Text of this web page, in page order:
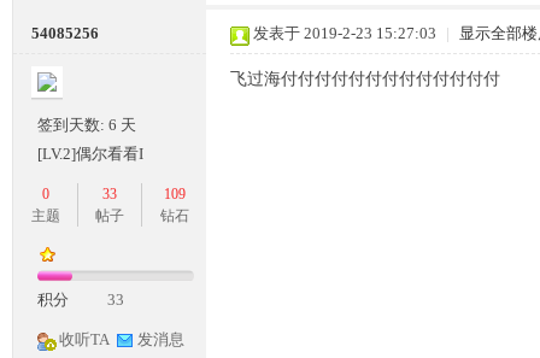
游
54085256
签到天数: 6 天
[LV.2]偶尔看看I
0
主题
33
帖子
109
钻石
积分 33
收听TA 发消息
发表于 2019-2-23 15:27:03 | 显示全部
飞过海付付付付付付付付付付付付付